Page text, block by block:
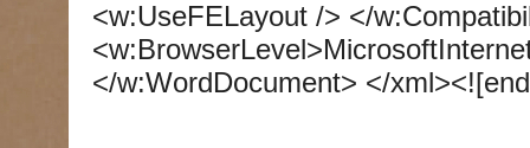
<w:UseFELayout /> </
</w:WordDocument> </